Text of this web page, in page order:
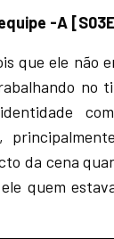
-A
que ele não
no
da cena
quem